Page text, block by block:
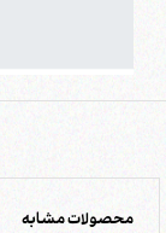
محصولات مشابه